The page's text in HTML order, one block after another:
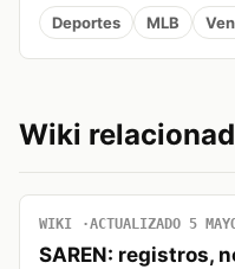
Deportes MLB
Wiki
WIKI ACTUALIZADO 5
SAREN: registros,